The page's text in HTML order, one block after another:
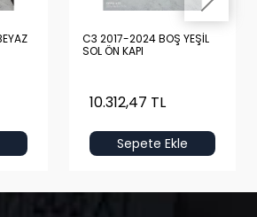
C3 2017-2024 BOŞ YEŞİL
SOL ÖN KAPI
10.312,47 TL
Sepete Ekle